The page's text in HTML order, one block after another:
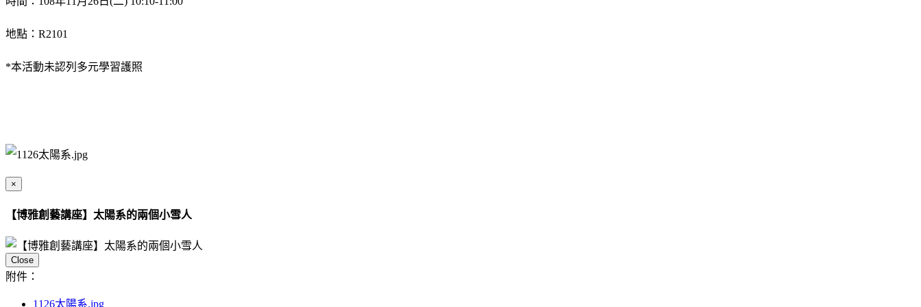
地點：R2101
*本活動未認列多元學習護照
×
【博雅創藝講座】太陽系的兩個小雪人
Close
附件：
1126太陽系.jpg